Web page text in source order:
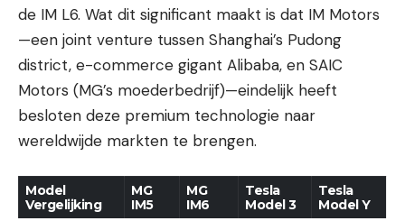
de IM L6. Wat dit significant maakt is dat IM Motors
—een joint venture tussen Shanghai’s Pudong
district, e-commerce gigant Alibaba, en SAIC
Motors (MG’s moederbedrijf)—eindelijk heeft
besloten deze premium technologie naar
wereldwijde markten te brengen.
Model
Vergelijking
MG
IM5
MG
IM6
Tesla
Model 3
Tesla
Model Y